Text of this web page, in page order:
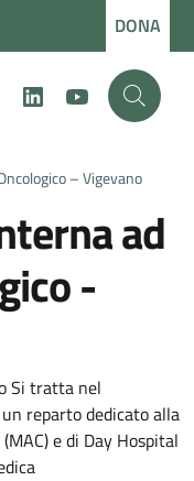
DONA
InstagramLinkedInYoutube
– Vigevano
ad
-
Si tratta nel
reparto dedicato alla
e di Day Hospital